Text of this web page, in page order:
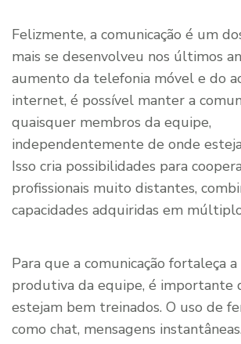
Felizmente, a comunicação é um
mais se desenvolveu nos últimos
aumento da telefonia móvel e do
internet, é possível manter a
quaisquer membros da equipe,
independentemente de onde
Isso cria possibilidades para
profissionais muito distantes,
capacidades adquiridas em
Para que a comunicação fortaleça a
produtiva da equipe, é importante
estejam bem treinados. O uso de
como chat, mensagens instantâneas.